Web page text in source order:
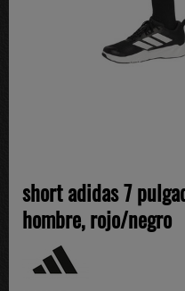
short adidas 7
hombre, rojo/negro